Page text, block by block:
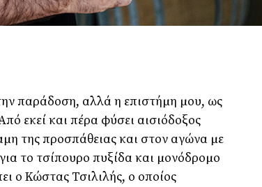
παράδοση, αλλά η επιστήµη µου, ως
εκεί και πέρα φύσει αισιόδοξος
της προσπάθειας και στον αγώνα µε
το τσίπουρο πυξίδα και µονόδροµο
ο Κώστας Τσιλιλής, ο οποίος